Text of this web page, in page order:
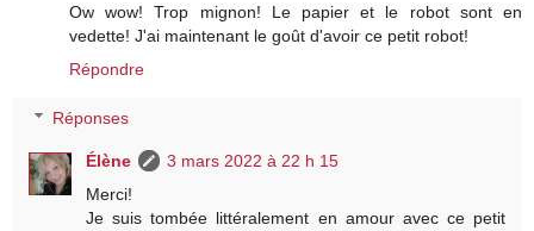
Ow wow! Trop mignon! Le papier et le robot sont en
vedette! J'ai maintenant le goût d'avoir ce petit robot!
Répondre
Réponses
Élène
3 mars 2022 à 22 h 15
Merci!
Je suis tombée littéralement en amour avec ce petit